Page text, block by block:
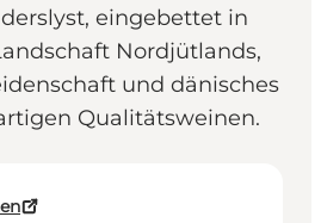
eingebettet in
Nordjütlands,
und dänisches
Qualitätsweinen.